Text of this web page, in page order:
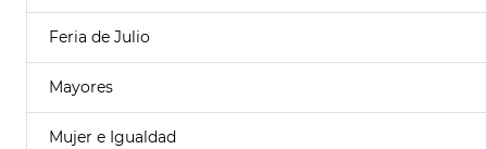
Feria de Julio
Mayores
Mujer e Igualdad